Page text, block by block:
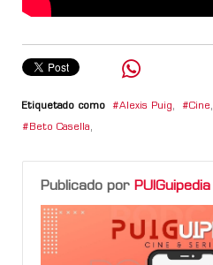
Etiquetado como Alexis Puig, Cine,
Beto Casella,
Publicado por PUIGuipedia